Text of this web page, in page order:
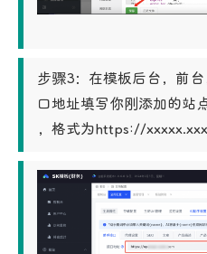
步骤3：在模板后台，前
口地址填写你刚添加的
，格式为https://